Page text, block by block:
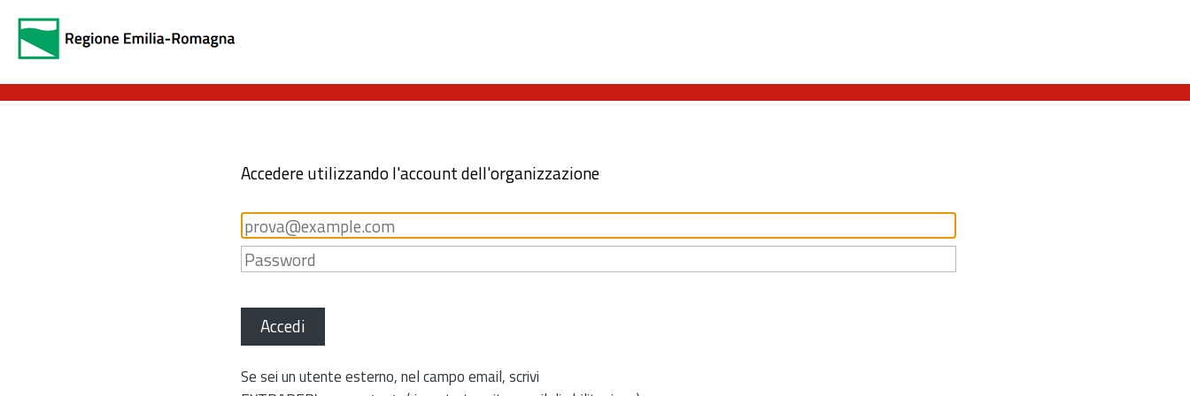
Accedere utilizzando l'account dell'organizzazione
Accedi
Se sei un utente esterno, nel campo email, scrivi